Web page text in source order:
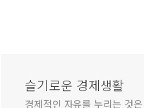
슬기로운 경제생활
경제적인 자유를 누리는 것